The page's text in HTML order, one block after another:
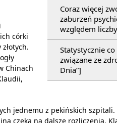
Coraz więcej
zaburzeń
względem
Statystycznie
związane ze
Dnia”]
córki
Chinach
jednemu z pekińskich
czeka na dalsze rozliczenia.